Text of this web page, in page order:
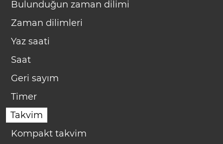
Bulunduğun zaman dilimi
Zaman dilimleri
Yaz saati
Saat
Geri sayım
Timer
Takvim
Kompakt takvim